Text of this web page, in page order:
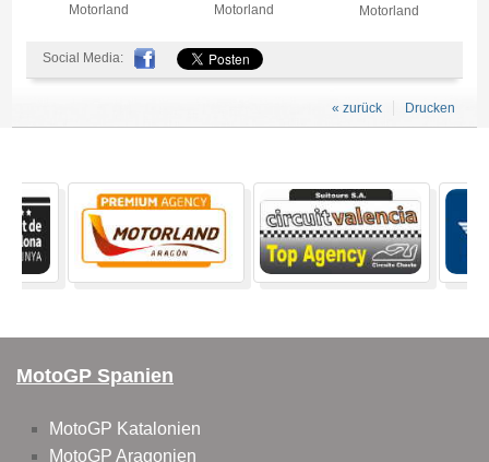
Motorland
Motorland
Motorland
Social Media:
Drucken
« zurück
MotoGP Spanien
MotoGP Katalonien
MotoGP Aragonien